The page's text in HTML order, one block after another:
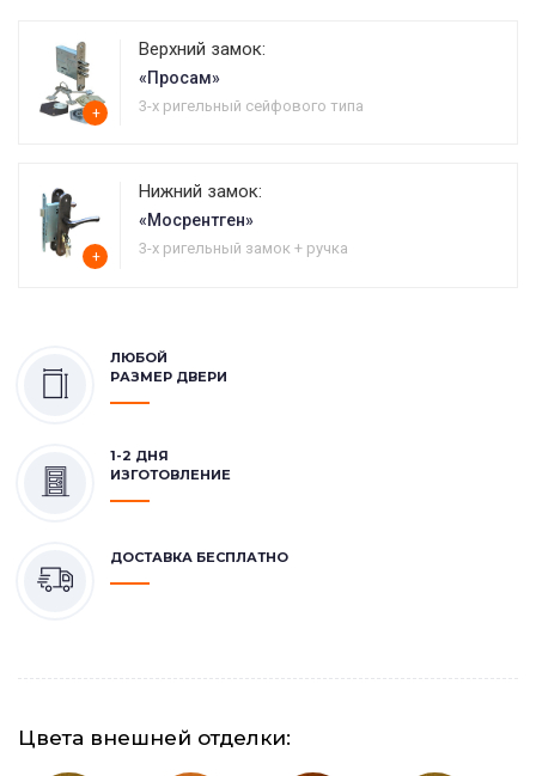
+
Верхний замок:
«Просам»
3-х ригельный сейфового типа
+
Нижний замок:
«Мосрентген»
3-х ригельный замок + ручка
ЛЮБОЙ
РАЗМЕР ДВЕРИ
1-2 ДНЯ
ИЗГОТОВЛЕНИЕ
ДОСТАВКА БЕСПЛАТНО
Цвета внешней отделки: